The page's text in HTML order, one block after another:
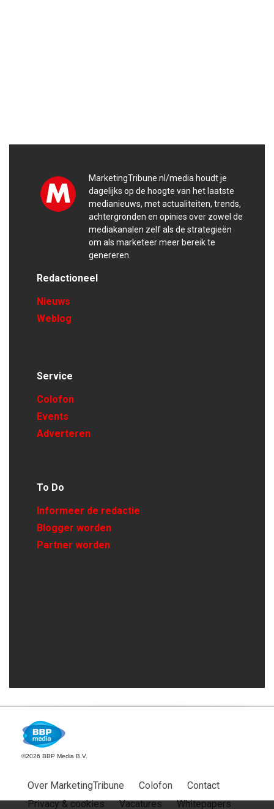
MarketingTribune.nl/media houdt je
dagelijks op de hoogte van het laatste
medianieuws, met actualiteiten, trends,
achtergronden en opinies over zowel de
mediakanalen zelf als de strategieën
om als marketeer meer bereik te
genereren.
Redactioneel
Nieuws
Weblog
Service
Colofon
Events
Adverteren
To Do
Informeer de redactie
Blogger worden
Partner worden
©2026 BBP Media B.V.
Over MarketingTribune Colofon
Contact
Privacy & cookies
Vacatures Whitepapers